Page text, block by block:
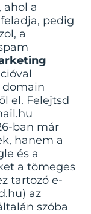
ahol a
pedig
a
domain
el. Felejtsd
ban már
hanem a
és a
a tömeges
tartozó e-
az
szóba